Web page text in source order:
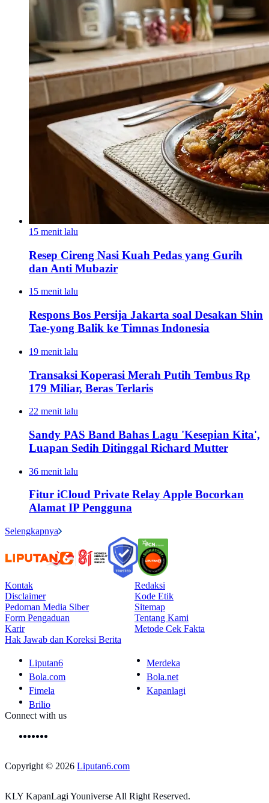
15 menit lalu
Resep Cireng Nasi Kuah Pedas yang Gurih
dan Anti Mubazir
15 menit lalu
Respons Bos Persija Jakarta soal Desakan Shin
Tae-yong Balik ke Timnas Indonesia
19 menit lalu
Transaksi Koperasi Merah Putih Tembus Rp
179 Miliar, Beras Terlaris
22 menit lalu
Sandy PAS Band Bahas Lagu 'Kesepian Kita',
Luapan Sedih Ditinggal Richard Mutter
36 menit lalu
Fitur iCloud Private Relay Apple Bocorkan
Alamat IP Pengguna
Selengkapnya
Kontak
Redaksi
Disclaimer
Kode Etik
Pedoman Media Siber
Sitemap
Form Pengaduan
Tentang Kami
Karir
Metode Cek Fakta
Hak Jawab dan Koreksi Berita
Liputan6
Merdeka
Bola.com
Bola.net
Fimela
Kapanlagi
Brilio
Connect with us
Copyright © 2026 Liputan6.com
KLY KapanLagi Youniverse All Right Reserved.